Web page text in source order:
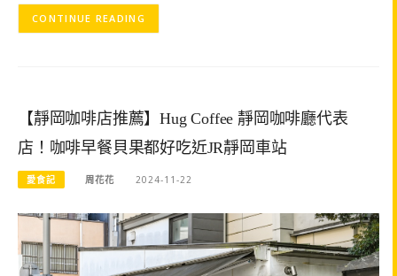
CONTINUE READING
【靜岡咖啡店推薦】Hug Coffee 靜岡咖啡廳代表
店！咖啡早餐貝果都好吃近JR靜岡車站
愛食記 周花花 2024-11-22